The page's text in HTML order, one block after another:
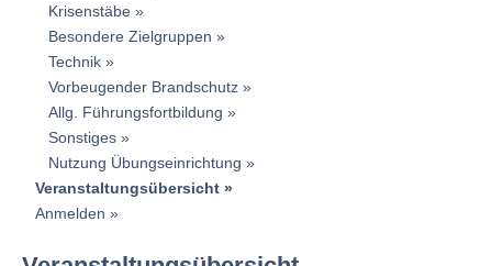
Krisenstäbe
Besondere Zielgruppen
Technik
Vorbeugender Brandschutz
Allg. Führungsfortbildung
Sonstiges
Nutzung Übungseinrichtung
Veranstaltungsübersicht
Anmelden